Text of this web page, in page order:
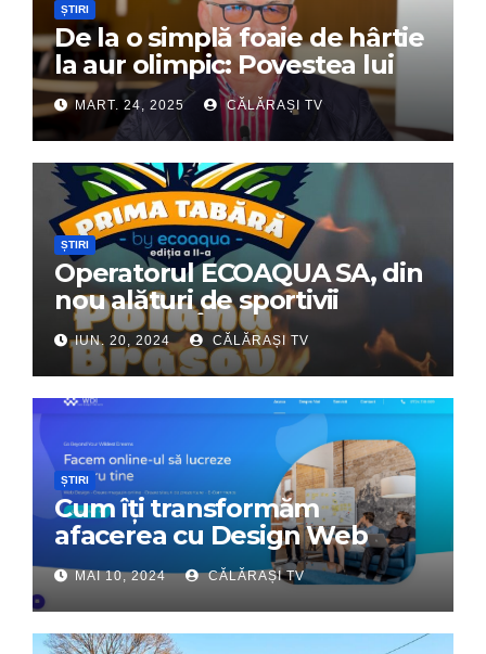
ȘTIRI
De la o simplă foaie de hârtie
la aur olimpic: Povestea lui
Dumitru Chirilă
MART. 24, 2025 CĂLĂRAȘI TV
ȘTIRI
Operatorul ECOAQUA SA, din
nou alături de sportivii
călărășeni. Începe „Prima
Tabără”!
IUN. 20, 2024 CĂLĂRAȘI TV
ȘTIRI
Cum îți transformăm
afacerea cu Design Web
Interactiv – Partenerul tău
digital de încredere
MAI 10, 2024 CĂLĂRAȘI TV